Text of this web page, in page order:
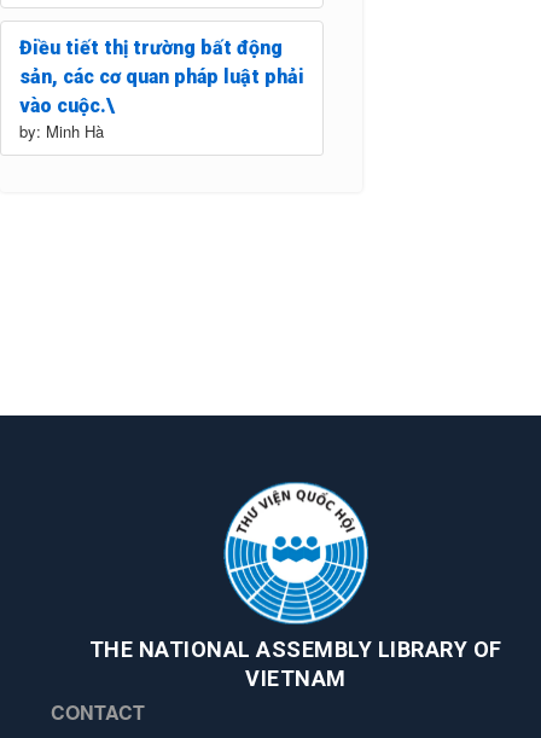
Điều tiết thị trường bất động
sản, các cơ quan pháp luật phải
vào cuộc.\
by: Minh Hà
THE NATIONAL ASSEMBLY LIBRARY OF
VIETNAM
CONTACT